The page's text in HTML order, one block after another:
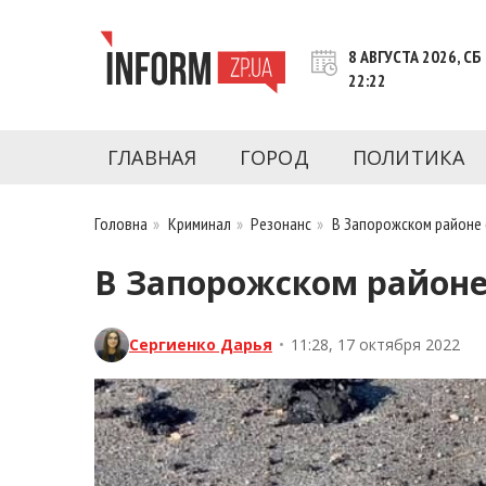
INFORM.ZP.UA – это информационный
последние новости Запорожья и
8 АВГУСТА 2026, СБ
22:22
ГЛАВНАЯ ГОРОД ПОЛИТИКА
Головна » Криминал »Резонанс » В Запорожском районе
В Запорожском
Сергиенко Дарья • 11:28, 17 октября 2022